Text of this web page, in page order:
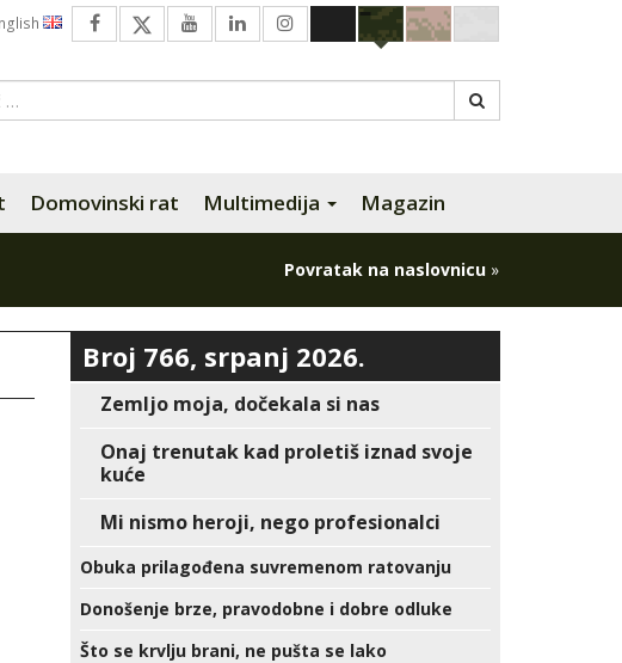
Domovinski rat Multimedija Magazin
Povratak na naslovnicu »
Broj 766, srpanj 2026.
Zemljo moja, dočekala si nas
Onaj trenutak kad proletiš iznad svoje
kuće
Mi nismo heroji, nego profesionalci
Obuka prilagođena suvremenom ratovanju
Donošenje brze, pravodobne i dobre odluke
Što se krvlju brani, ne pušta se lako